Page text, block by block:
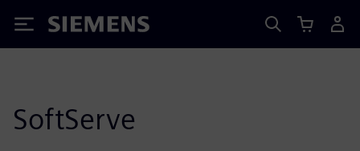
Siemens
SoftServe